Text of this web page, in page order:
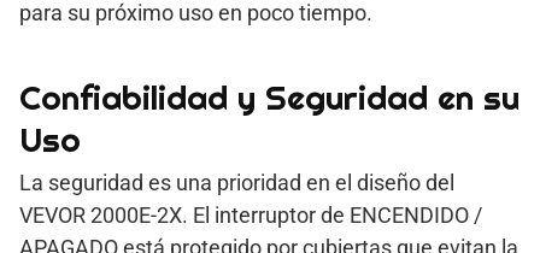
para su próximo uso en poco tiempo.
Confiabilidad y Seguridad en su
Uso
La seguridad es una prioridad en el diseño del
VEVOR 2000E-2X. El interruptor de ENCENDIDO /
APAGADO está protegido por cubiertas que evitan la